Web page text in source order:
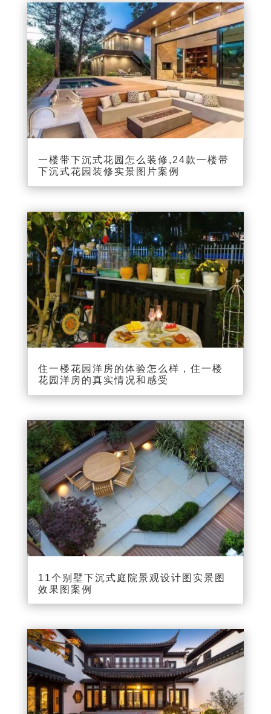
一楼带下沉式花园怎么装修,24款一楼带
下沉式花园装修实景图片案例
住一楼花园洋房的体验怎么样，住一楼
花园洋房的真实情况和感受
11个别墅下沉式庭院景观设计图实景图
效果图案例